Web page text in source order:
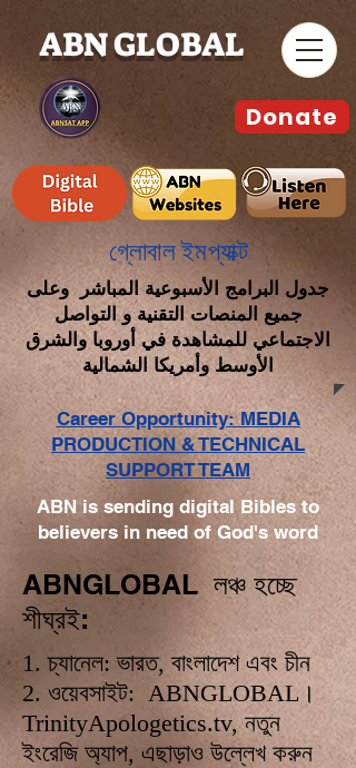
ABN GLOBAL
গ্লোবাল ইমপ্যাক্ট
جدول البرامج الأسبوعية المباشر وعلى
جميع المنصات التقنية و التواصل
الاجتماعي للمشاهدة في أوروبا والشرق
الأوسط وأمريكا الشمالية
ABN is sending digital Bibles to
believers in need of God's word
Donate
Career Opportunity: MEDIA
PRODUCTION & TECHNICAL
SUPPORT TEAM
ABNGLOBAL লঞ্চ হচ্ছে
শীঘ্রই:
1. চ্যানেল: ভারত, বাংলাদেশ এবং চীন
2. ওয়েবসাইট: ABNGLOBAL।
TrinityApologetics.tv, নতুন
ইংরেজি অ্যাপ, এছাড়াও উল্লেখ করুন